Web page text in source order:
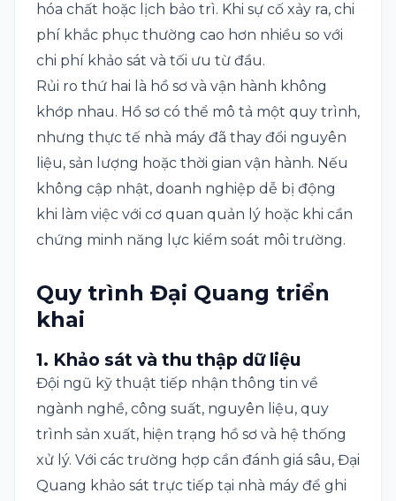
hóa chất hoặc lịch bảo trì. Khi sự cố xảy ra, chi
phí khắc phục thường cao hơn nhiều so với
chi phí khảo sát và tối ưu từ đầu.
Rủi ro thứ hai là hồ sơ và vận hành không
khớp nhau. Hồ sơ có thể mô tả một quy trình,
nhưng thực tế nhà máy đã thay đổi nguyên
liệu, sản lượng hoặc thời gian vận hành. Nếu
không cập nhật, doanh nghiệp dễ bị động
khi làm việc với cơ quan quản lý hoặc khi cần
chứng minh năng lực kiểm soát môi trường.
Quy trình Đại Quang triển
khai
1. Khảo sát và thu thập dữ liệu
Đội ngũ kỹ thuật tiếp nhận thông tin về
ngành nghề, công suất, nguyên liệu, quy
trình sản xuất, hiện trạng hồ sơ và hệ thống
xử lý. Với các trường hợp cần đánh giá sâu, Đại
Quang khảo sát trực tiếp tại nhà máy để ghi